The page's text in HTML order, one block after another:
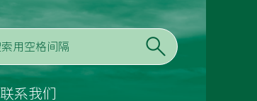
联系我们